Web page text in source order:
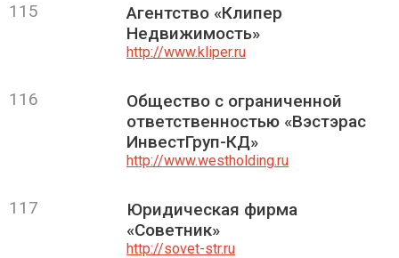
115
Агентство «Клипер
Недвижимость»
http://www.kliper.ru
116
Общество с ограниченной
ответственностью «Вэстэрас
ИнвестГруп-КД»
http://www.westholding.ru
117
Юридическая фирма
«Советник»
http://sovet-str.ru